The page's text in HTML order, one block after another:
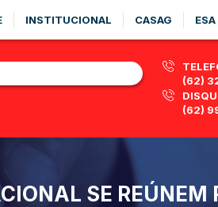
INSTITUCIONAL CASAG ESA
(62)
(62)
SE